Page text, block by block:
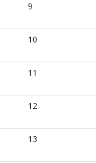
9
10
11
12
13